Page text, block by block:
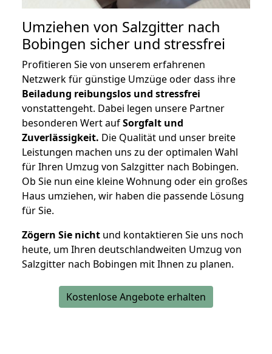
Umziehen von Salzgitter nach
Bobingen sicher und stressfrei
Profitieren Sie von unserem erfahrenen
Netzwerk für günstige Umzüge oder dass ihre
Beiladung reibungslos und stressfrei
vonstattengeht. Dabei legen unsere Partner
besonderen Wert aufSorgfalt und
Zuverlässigkeit. Die Qualität und unser breite
Leistungen machen uns zu der optimalen Wahl
für Ihren Umzug von Salzgitter nach Bobingen.
Ob Sie nun eine kleine Wohnung oder ein großes
Haus umziehen, wir haben die passende Lösung
für Sie.
Zögern Sie nicht und kontaktieren Sie uns noch
heute, um Ihren deutschlandweiten Umzug von
Salzgitter nach Bobingen mit Ihnen zu planen.
Kostenlose Angebote erhalten